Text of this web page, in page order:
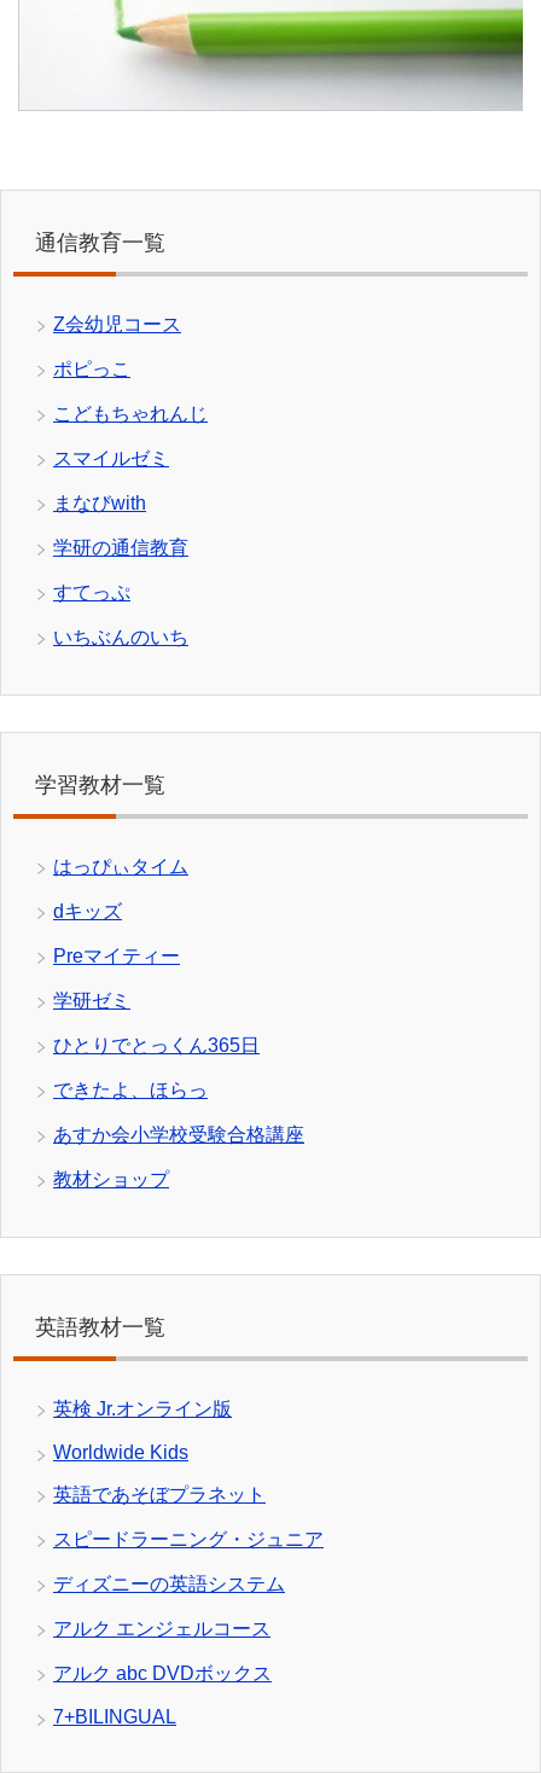
通信教育一覧
Z会幼児コース
ポピっこ
こどもちゃれんじ
スマイルゼミ
まなびwith
学研の通信教育
すてっぷ
いちぶんのいち
学習教材一覧
はっぴぃタイム
dキッズ
Preマイティー
学研ゼミ
ひとりでとっくん365日
できたよ、ほらっ
あすか会小学校受験合格講座
教材ショップ
英語教材一覧
英検 Jr.オンライン版
Worldwide Kids
英語であそぼプラネット
スピードラーニング・ジュニア
ディズニーの英語システム
アルク エンジェルコース
アルク abc DVDボックス
7+BILINGUAL